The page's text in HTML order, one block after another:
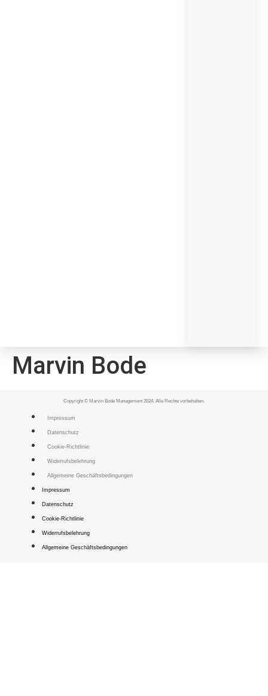
Marvin Bode
Copyright © Marvin Bode Management 2024. Alle Rechte vorbehalten.
Impressum
Datenschutz
Cookie-Richtlinie
Widerrufsbelehrung
Allgemeine Geschäftsbedingungen
Impressum
Datenschutz
Cookie-Richtlinie
Widerrufsbelehrung
Allgemeine Geschäftsbedingungen